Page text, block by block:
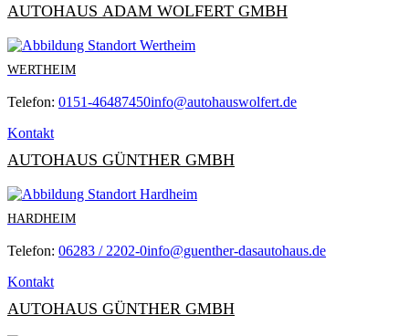
AUTOHAUS ADAM WOLFERT GMBH
WERTHEIM
Telefon: 0151-46487450info@autohauswolfert.de
Kontakt
AUTOHAUS GÜNTHER GMBH
HARDHEIM
Telefon: 06283 / 2202-0info@guenther-dasautohaus.de
Kontakt
AUTOHAUS GÜNTHER GMBH